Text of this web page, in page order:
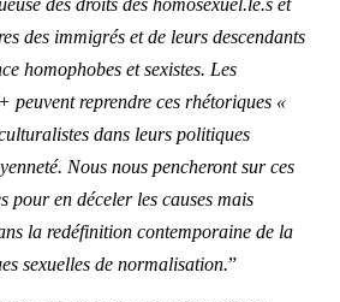
des immigrés et de leurs descendants
homophobes et sexistes. Les
peuvent reprendre ces rhétoriques «
dans leurs politiques
Nous nous pencheront sur ces
pour en déceler les causes mais
la redéfinition contemporaine de la
sexuelles de normalisation.”